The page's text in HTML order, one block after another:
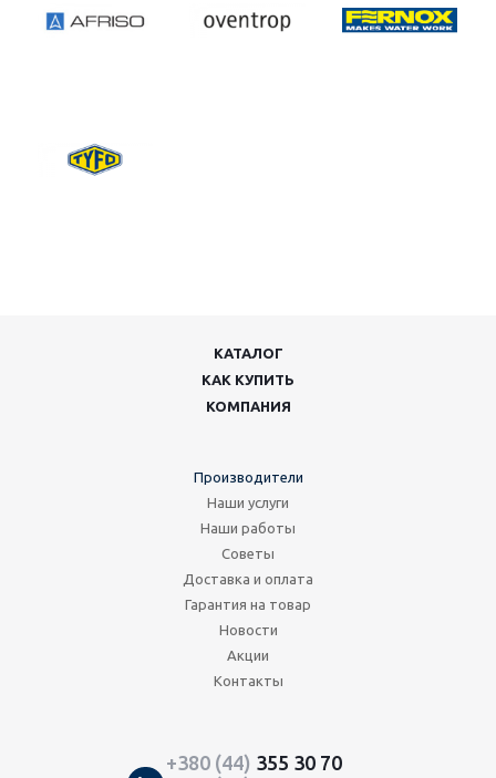
КАТАЛОГ
КАК КУПИТЬ
КОМПАНИЯ
Производители
Наши услуги
Наши работы
Советы
Доставка и оплата
Гарантия на товар
Новости
Акции
Контакты
+380 (44) 355 30 70